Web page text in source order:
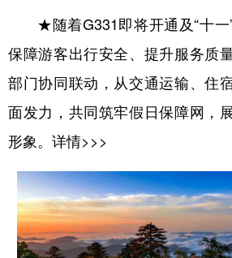
★随着G331即将开通及“十
保障游客出行安全、提升服务质
部门协同联动，从交通运输、住
面发力，共同筑牢假日保障网，
形象。 详情>>>